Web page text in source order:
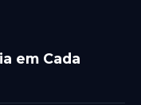
em Cada